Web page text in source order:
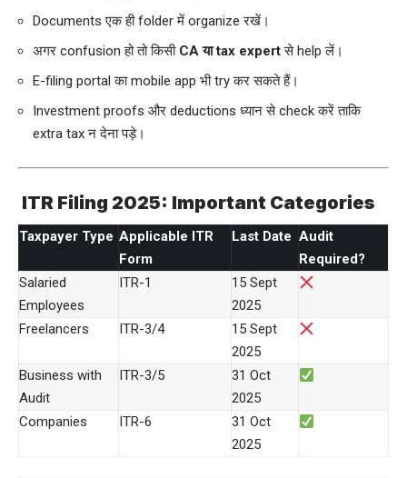
Documents एक ही folder में organize रखें।
अगर confusion हो तो किसी CA या tax expertसे help लें।
E-filing portal का mobile app भी try कर सकते हैं।
Investment proofs और deductions ध्यान से check करें ताकि
extra tax न देना पड़े।
ITR Filing 2025: Important Categories
Taxpayer Type Applicable ITR
Form
Last Date Audit
Required?
Salaried
Employees
ITR-1
15 Sept
2025
Freelancers
ITR-3/4
15 Sept
2025
Business with
Audit
ITR-3/5
31 Oct
2025
Companies
ITR-6
31 Oct
2025